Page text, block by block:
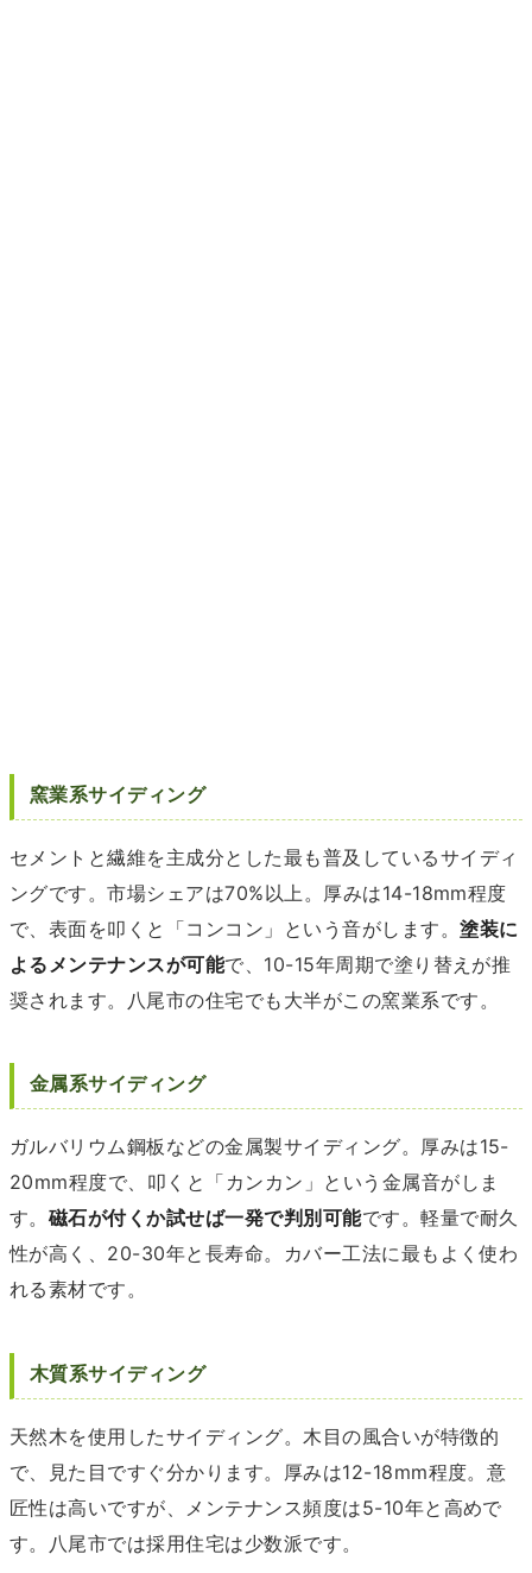
窯業系サイディング
セメントと繊維を主成分とした最も普及しているサイディ
ングです。市場シェアは70%以上。厚みは14-18mm程度
で、表面を叩くと「コンコン」という音がします。塗装に
よるメンテナンスが可能で、10-15年周期で塗り替えが推
奨されます。八尾市の住宅でも大半がこの窯業系です。
金属系サイディング
ガルバリウム鋼板などの金属製サイディング。厚みは15-
20mm程度で、叩くと「カンカン」という金属音がしま
す。 磁石が付くか試せば一発で判別可能です。軽量で耐久
性が高く、20-30年と長寿命。カバー工法に最もよく使わ
れる素材です。
木質系サイディング
天然木を使用したサイディング。木目の風合いが特徴的
で、見た目ですぐ分かります。厚みは12-18mm程度。意
匠性は高いですが、メンテナンス頻度は5-10年と高めで
す。八尾市では採用住宅は少数派です。